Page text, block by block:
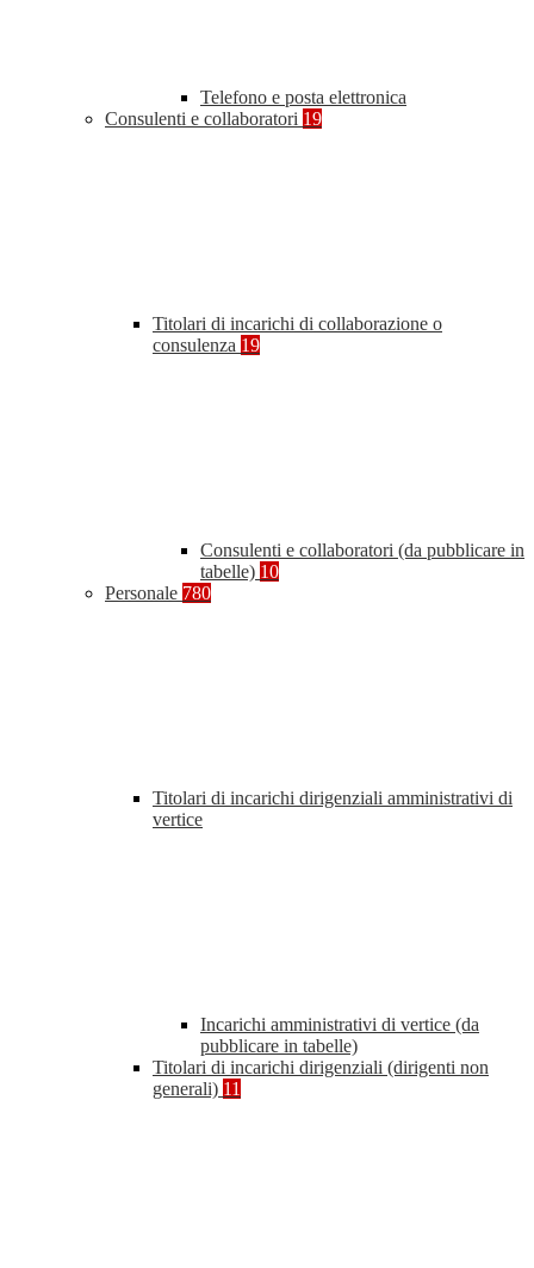
Telefono e posta elettronica
Consulenti e collaboratori 19
Titolari di incarichi di collaborazione o
consulenza 19
Consulenti e collaboratori (da pubblicare in
tabelle) 10
Personale 780
Titolari di incarichi dirigenziali amministrativi di
vertice
Incarichi amministrativi di vertice (da
pubblicare in tabelle)
Titolari di incarichi dirigenziali (dirigenti non
generali) 11